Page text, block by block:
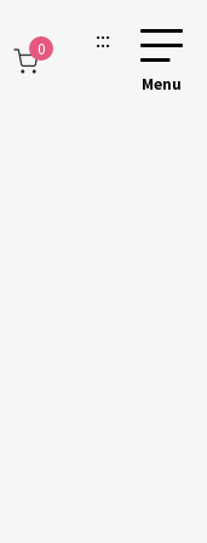
0 :::